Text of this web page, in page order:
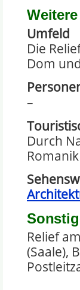
Umfeld
Die
Dom
–
Durch
Relief
(Saale),